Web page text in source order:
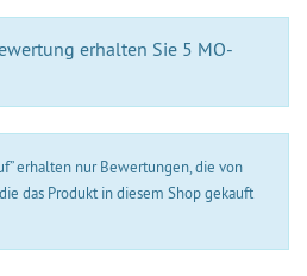
erhalten Sie 5 MO-
erhalten nur Bewertungen, die von
das Produkt in diesem Shop gekauft